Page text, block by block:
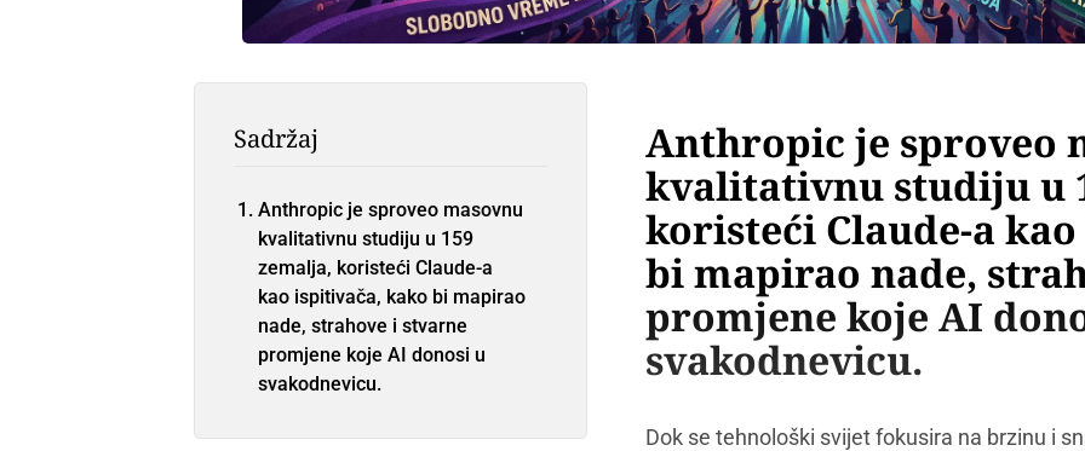
Sadržaj
Anthropic je sproveo masovnu
kvalitativnu studiju u 159
zemalja, koristeći Claude-a
kao ispitivača, kako bi mapirao
nade, strahove i stvarne
promjene koje AI donosi u
svakodnevicu.
Anthropic je sproveo
kvalitativnu studiju u
koristeći Claude-a
bi mapirao nade,
promjene koje AI
svakodnevicu.
Dok se tehnološki svijet fokusira na brzinu i